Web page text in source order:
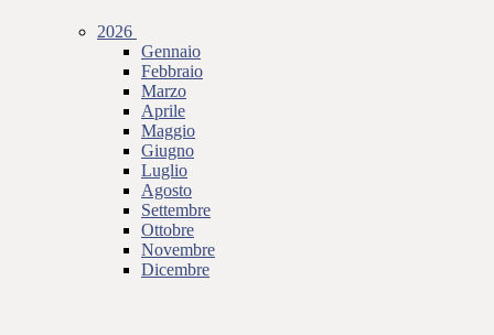
2026
Gennaio
Febbraio
Marzo
Aprile
Maggio
Giugno
Luglio
Agosto
Settembre
Ottobre
Novembre
Dicembre